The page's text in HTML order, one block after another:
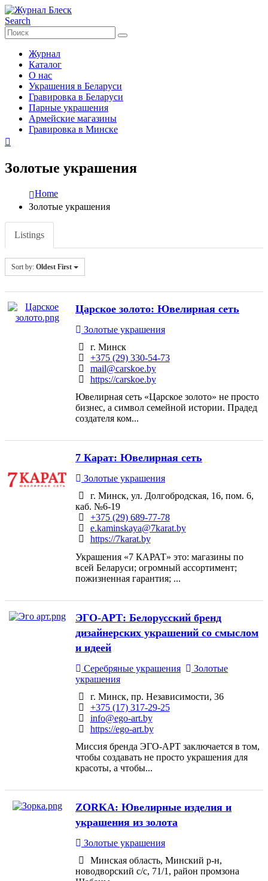
Search
Журнал
Каталог
О нас
Украшения в Беларуси
Гравировка в Беларуси
Парные украшения
Армейские магазины
Гравировка в Минске
Золотые украшения
Home
Золотые украшения
Listings
Sort by: Oldest First
Царское золото: Ювелирная сеть
Золотые украшения
г. Минск
+375 (29) 330-54-73
mail@carskoe.by
https://carskoe.by
Ювелирная сеть «Царское золото» не просто
бизнес, а символ семейной истории. Прадед
создателя ком...
7 Карат: Ювелирная сеть
Золотые украшения
г. Минск, ул. Долгобродская, 16, пом. 6,
каб. №6-19
+375 (29) 689-77-78
e.kaminskaya@7karat.by
https://7karat.by
Украшения «7 КАРАТ» это: магазины по
всей Беларуси; огромный ассортимент;
пожизненная гарантия; ...
ЭГО-АРТ: Белорусский бренд
дизайнерских украшений со смыслом
и идеей
Серебряные украшения
Золотые
украшения
г. Минск, пр. Независимости, 36
+375 (17) 317-29-25
info@ego-art.by
https://ego-art.by
Миссия бренда ЭГО-АРТ заключается в том,
чтобы создавать не просто украшения для
красоты, а чтобы...
ZORKA: Ювелирные изделия и
украшения из золота
Золотые украшения
Минская область, Минский р-н,
новодворский с/с, 71/1, район промзона